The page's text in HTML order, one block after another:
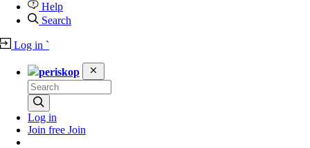
Help
Search
Log in `
periskop
Log in
Join free Join